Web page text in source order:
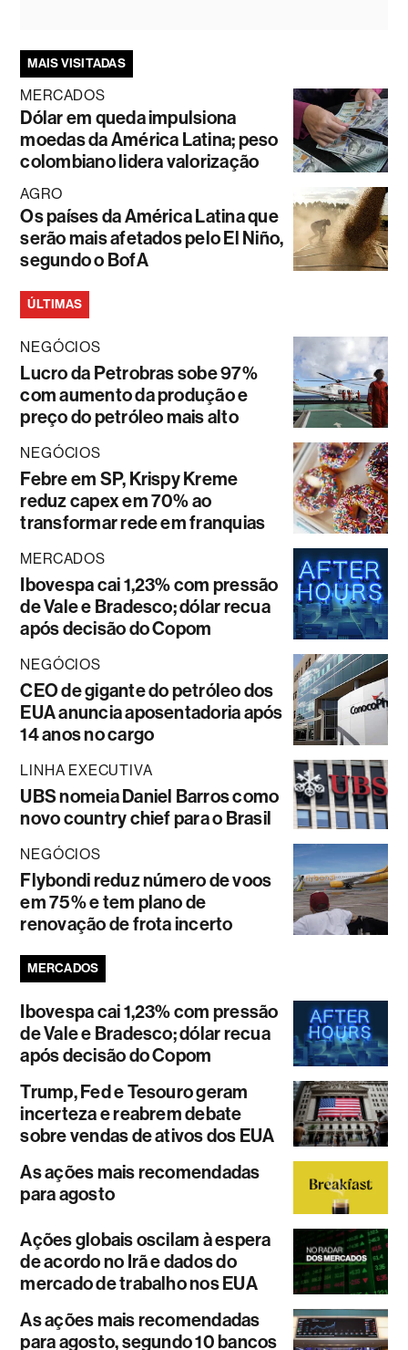
MAIS VISITADAS
MERCADOS
Dólar em queda impulsiona
moedas da América Latina; peso
colombiano lidera valorização
AGRO
Os países da América Latina que
serão mais afetados pelo El Niño,
segundo o BofA
ÚLTIMAS
NEGÓCIOS
Lucro da Petrobras sobe 97%
com aumento da produção e
preço do petróleo mais alto
NEGÓCIOS
Febre em SP, Krispy Kreme
reduz capex em 70% ao
transformar rede em franquias
MERCADOS
Ibovespa cai 1,23% com pressão
de Vale e Bradesco; dólar recua
após decisão do Copom
NEGÓCIOS
CEO de gigante do petróleo dos
EUA anuncia aposentadoria após
14 anos no cargo
LINHA EXECUTIVA
UBS nomeia Daniel Barros como
novo country chief para o Brasil
NEGÓCIOS
Flybondi reduz número de voos
em 75% e tem plano de
renovação de frota incerto
MERCADOS
Ibovespa cai 1,23% com pressão
de Vale e Bradesco; dólar recua
após decisão do Copom
Trump, Fed e Tesouro geram
incerteza e reabrem debate
sobre vendas de ativos dos EUA
As ações mais recomendadas
para agosto
Ações globais oscilam à espera
de acordo no Irã e dados do
mercado de trabalho nos EUA
As ações mais recomendadas
para agosto, segundo 10 bancos